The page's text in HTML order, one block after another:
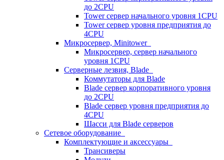
до 2CPU
Tower сервер начального уровня 1CPU
Tower сервер уровня предприятия до
4CPU
Микросервер, Minitower
Микросервер, сервер начального
уровня 1CPU
Серверные лезвия, Blade
Коммутаторы для Blade
Blade сервер корпоративного уровня
до 2CPU
Blade сервер уровня предприятия до
4CPU
Шасси для Blade серверов
Сетевое оборудование
Комплектующие и аксессуары
Трансиверы